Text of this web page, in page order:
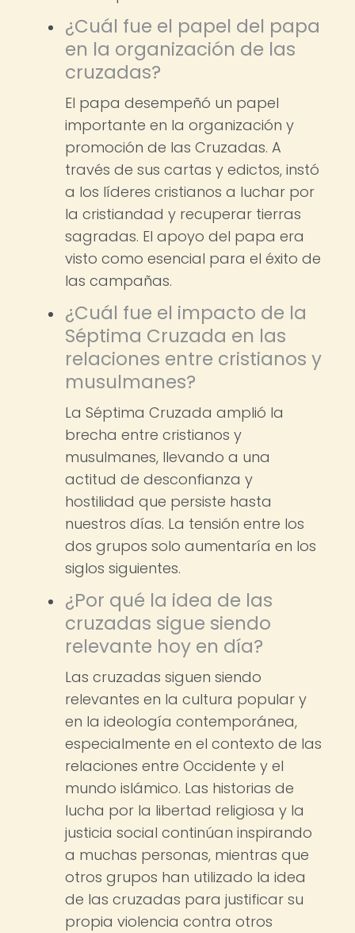
¿Cuál fue el papel del papa
en la organización de las
cruzadas?
El papa desempeñó un papel
importante en la organización y
promoción de las Cruzadas. A
través de sus cartas y edictos, instó
a los líderes cristianos a luchar por
la cristiandad y recuperar tierras
sagradas. El apoyo del papa era
visto como esencial para el éxito de
las campañas.
¿Cuál fue el impacto de la
Séptima Cruzada en las
relaciones entre cristianos y
musulmanes?
La Séptima Cruzada amplió la
brecha entre cristianos y
musulmanes, llevando a una
actitud de desconfianza y
hostilidad que persiste hasta
nuestros días. La tensión entre los
dos grupos solo aumentaría en los
siglos siguientes.
¿Por qué la idea de las
cruzadas sigue siendo
relevante hoy en día?
Las cruzadas siguen siendo
relevantes en la cultura popular y
en la ideología contemporánea,
especialmente en el contexto de las
relaciones entre Occidente y el
mundo islámico. Las historias de
lucha por la libertad religiosa y la
justicia social continúan inspirando
a muchas personas, mientras que
otros grupos han utilizado la idea
de las cruzadas para justificar su
propia violencia contra otros